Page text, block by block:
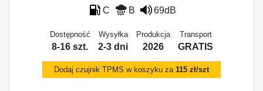
C B 69dB
Dostępność
8-16 szt.
Wysyłka
2-3 dni
Produkcja
2026
Transport
GRATIS
Dodaj czujnik TPMS w koszyku za 115 zł/szt